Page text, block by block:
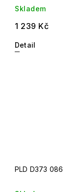
Skladem
1 239 Kč
Detail
PLD D373 086